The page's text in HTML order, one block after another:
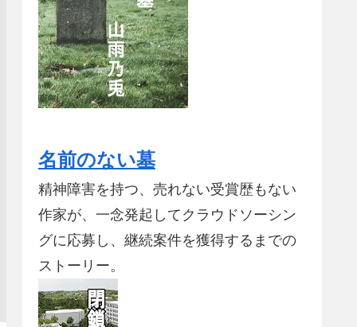
名前のない墓
精神障害を持つ、売れない受賞歴もない
作家が、一念発起してクラウドソーシン
グに応募し、継続案件を獲得するまでの
ストーリー。